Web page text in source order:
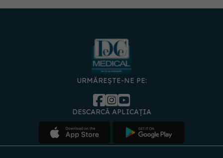
URMĂREȘTE-NE PE:
DESCARCĂ APLICAȚIA